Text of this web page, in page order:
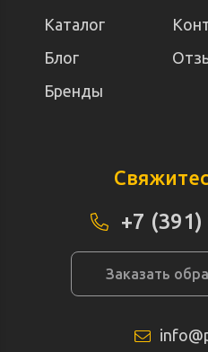
Каталог
Блог
Бренды
+7
Заказать